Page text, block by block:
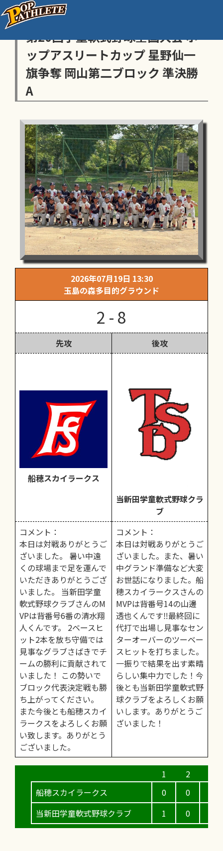
センス・トラストトーナメント
第20回学童軟式野球全国大会 ポ
ップアスリートカップ 星野仙一
旗争奪 岡山第二ブロック 準決勝
A
2026年07月19日 13:30
玉島の森多目的グラウンド
2 - 8
先攻 後攻
船穂スカイラークス
当新田学童軟式野球クラ
ブ
コメント：
本日は対戦ありがとうご
ざいました。 暑い中遠
くの球場まで足を運んで
いただきありがとうござ
いました。 当新田学童
軟式野球クラブさんのM
VPは背番号6番の清水翔
人くんです。 2ベースヒ
ット2本を放ち守備では
見事なグラブさばきでチ
ームの勝利に貢献されて
いました！ この勢いで
ブロック代表決定戦も勝
ち上がってください。
また今後とも船穂スカイ
ラークスをよろしくお願
い致します。ありがとう
ございました。
コメント：
本日は対戦ありがとうご
ざいました。また、暑い
中グランド準備など大変
お世話になりました。船
穂スカイラークスさんの
MVPは背番号14の山邊
透也くんです‼︎最終回に
代打で出場し見事なセン
ターオーバーのツーベー
スヒットを打ちました。
一振りで結果を出す素晴
らしい集中力でした！今
後とも当新田学童軟式野
球クラブをよろしくお願
いします。ありがとうご
ざいました！
船穂スカイラークス
当新田学童軟式野球クラブ
0
1
0
0